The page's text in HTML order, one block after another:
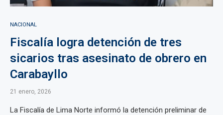
NACIONAL
Fiscalía logra detención de tres
sicarios tras asesinato de obrero en
Carabayllo
21 enero, 2026
La Fiscalía de Lima Norte informó la detención preliminar de